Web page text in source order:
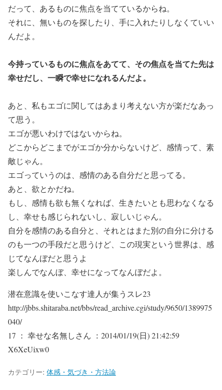
だって、あるものに焦点を当てているからね。
それに、無いものを探したり、手に入れたりしなくていい
んだよ。
今持っているものに焦点をあてて、その焦点を当てた先は
幸せだし、一瞬で幸せになれるんだよ。
あと、私もエゴに関してはあまり考えない方が楽だなあっ
て思う。
エゴが悪いわけではないからね。
どこからどこまでがエゴか分からないけど、感情って、素
敵じゃん。
エゴっていうのは、感情のある自分だと思ってる。
あと、欲とかだね。
もし、感情も欲も無くなれば、生きたいとも思わなくなる
し、幸せも感じられないし、寂しいじゃん。
自分を感情のある自分と、それとはまた別の自分に分ける
のも一つの手段だと思うけど、この現実という世界は、感
じてなんぼだと思うよ
楽しんでなんぼ、幸せになってなんぼだよ。
潜在意識を使いこなす達人が集うスレ23
http://jbbs.shitaraba.net/bbs/read_archive.cgi/study/9650/1389975
040/
17 ： 幸せな名無しさん ：2014/01/19(日) 21:42:59
X6XeUixw0
カテゴリー: 体感・気づき・方法論